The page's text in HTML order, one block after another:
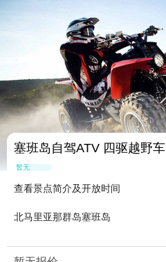
塞班岛自驾ATV 四驱越野车
暂无点评
查看景点简介及开放时间
北马里亚那群岛塞班岛